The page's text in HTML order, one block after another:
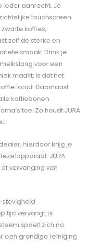
aanrecht. Je
touchscreen
koffies,
zelf de sterke en
smaak. Drink je
voor een
maakt, is dat het
loopt. Daarnaast
koffiebonen
toe. Zo houdt JURA
hierdoor krijg je
JURA
vervanging van
stevigheid
tijd vervangt, is
spoelt zich na
een grondige reiniging